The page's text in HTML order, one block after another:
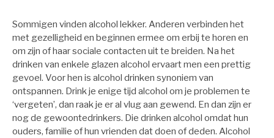
Sommigen vinden alcohol lekker. Anderen verbinden het
met gezelligheid en beginnen ermee om erbij te horen en
om zijn of haar sociale contacten uit te breiden. Na het
drinken van enkele glazen alcohol ervaart men een prettig
gevoel. Voor hen is alcohol drinken synoniem van
ontspannen. Drink je enige tijd alcohol om je problemen te
‘vergeten’, dan raak je er al vlug aan gewend. En dan zijn er
nog de gewoontedrinkers. Die drinken alcohol omdat hun
ouders, familie of hun vrienden dat doen of deden. Alcohol